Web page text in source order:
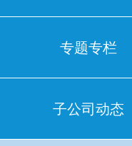
专题专栏
子公司动态